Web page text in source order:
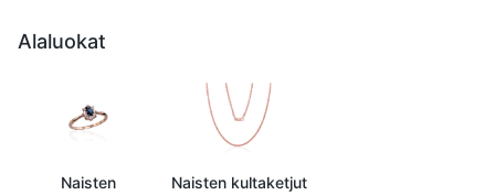
Alaluokat
Naisten
Naisten kultaketjut